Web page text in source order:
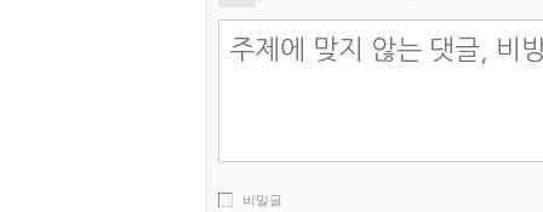
비밀글